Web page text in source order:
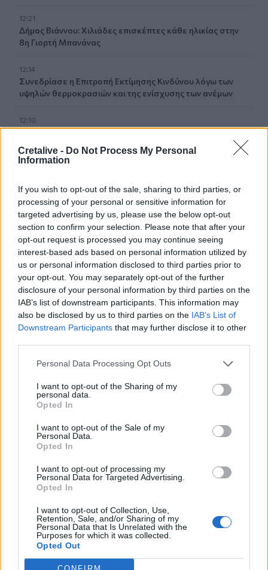
Cretalive - Do Not Process My Personal
Information
If you wish to opt-out of the sale, sharing to third parties, or
processing of your personal or sensitive information for
targeted advertising by us, please use the below opt-out
section to confirm your selection. Please note that after your
opt-out request is processed you may continue seeing
interest-based ads based on personal information utilized by
us or personal information disclosed to third parties prior to
your opt-out. You may separately opt-out of the further
disclosure of your personal information by third parties on the
IAB’s list of downstream participants. This information may
also be disclosed by us to third parties on the IAB’s List of
Downstream Participants that may further disclose it to other
Personal Data Processing Opt Outs
I want to opt-out of the Sharing of my
personal data.
Opted In
I want to opt-out of the Sale of my
Personal Data.
Opted In
I want to opt-out of processing my
Personal Data for Targeted Advertising.
Opted In
I want to opt-out of Collection, Use,
Retention, Sale, and/or Sharing of my
Personal Data that Is Unrelated with the
Purposes for which it was collected.
Opted Out
12:21
Δήμος Βιάννου: Χιλιάδες επισκέπτες κάθε ηλικίας στην
8η Γιορτή Μπανάνας
12:14
Συνεδρίασε η Επιτροπή Εκτίμησης Κινδύνου λόγω των
υψηλών θερμοκρασιών και της ενίσχυσης των ανέμων
12:10
8χρονος τραυματίστηκε στο κεφάλι μετά από βουτιά σε
έκρυψε τον νεκρό πατέρα του σε καταψύκτη
12:05
Κρήτη: Στην εισαγγελία ο φάκελος για τον τουρίστα με τις
ανήθικες προτάσεις - Τι λέει η ΕΛ.ΑΣ για τη 10χρονη
«Η θάλασσα βάφτηκε καφέ»: Δυσοσμία και λύματα μια
"ανάσα" από το Κούλε (photos)
11:54
Φωτιά σε κτίριο στην Κουμουνδούρου: Πυροσβέστες
απεγκλώβισαν άτομο
Στις Βρύσες το 2ο Φεστιβάλ Κρηνών με Μαρία Κώτη
Κωστή Αβυσσινό
ΣΧΕΤΙΚA AΡΘΡΑ
Βίντεο: Μεθυσμένη σκότωσε νύφη λίγες ώρες μετά τον
Βίντεο: Μεθυσμένη σκότωσε νύφη
Βίντεο: Μεθυσμένη σκότωσε